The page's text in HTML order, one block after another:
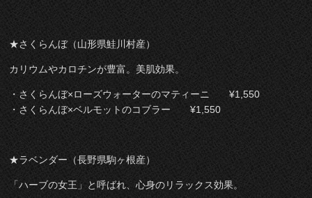
★さくらんぼ（山形県鮭川村産）
カリウムやカロチンが豊富。美肌効果。
・さくらんぼ×ローズウォーターのマティーニ ¥1,550
・さくらんぼ×ベルモットのコブラー ¥1,550
★ラベンダー（長野県駒ヶ根産）
「ハーブの女王」と呼ばれ、心身のリラックス効果。